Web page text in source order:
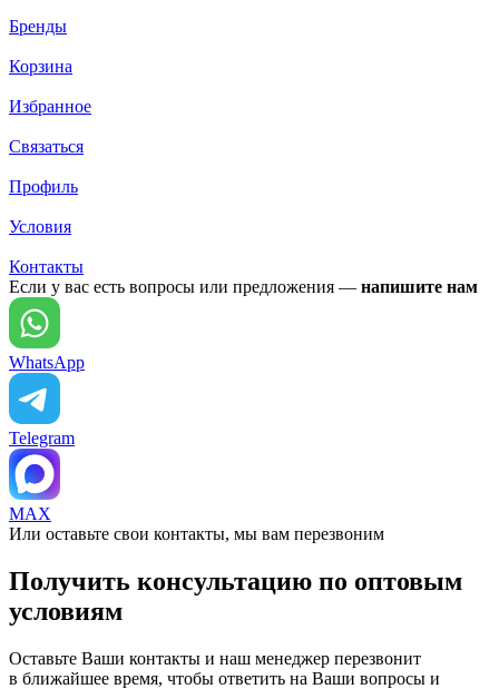
Бренды
Корзина
Избранное
Связаться
Профиль
Условия
Контакты
Если у вас есть вопросы или предложения — напишите нам
WhatsApp
Telegram
MAX
Или оставьте свои контакты, мы вам перезвоним
Получить консультацию по оптовым
условиям
Оставьте Ваши контакты и наш менеджер перезвонит
в ближайшее время, чтобы ответить на Ваши вопросы и